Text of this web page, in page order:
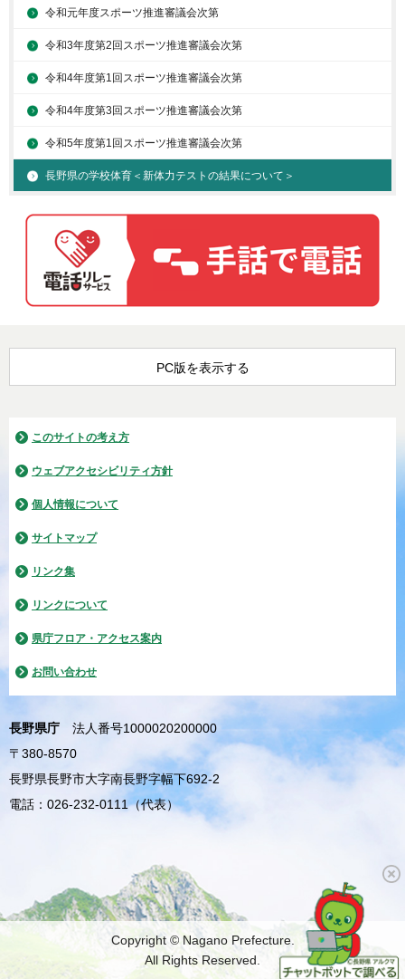
令和元年度スポーツ推進審議会次第
令和3年度第2回スポーツ推進審議会次第
令和4年度第1回スポーツ推進審議会次第
令和4年度第3回スポーツ推進審議会次第
令和5年度第1回スポーツ推進審議会次第
長野県の学校体育＜新体力テストの結果について＞
PC版を表示する
このサイトの考え方
ウェブアクセシビリティ方針
個人情報について
サイトマップ
リンク集
リンクについて
県庁フロア・アクセス案内
お問い合わせ
長野県庁
法人番号1000020200000
〒380-8570
長野県長野市大字南長野字幅下692-2
電話：026-232-0111（代表）
Copyright © Nagano Prefecture.
All Rights Reserved.